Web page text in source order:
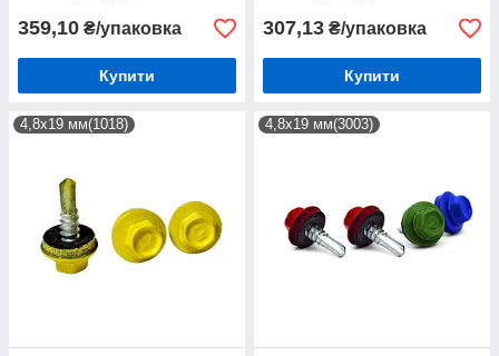
359,10 ₴/упаковка
Купити
307,13 ₴/упаковка
Купити
4,8х19 мм(1018) 4,8х19 мм(3003)